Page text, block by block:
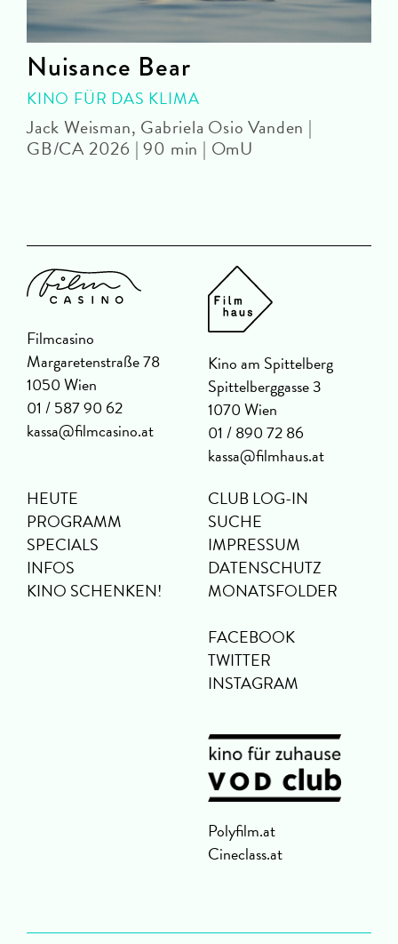
Nuisance Bear
KINO FÜR DAS KLIMA
Jack Weisman, Gabriela Osio Vanden |
GB/CA 2026 | 90 min | OmU
Filmcasino
Margaretenstraße 78
1050 Wien
01 / 587 90 62
kassa@filmcasino.at
Kino am Spittelberg
Spittelberggasse 3
1070 Wien
01 / 890 72 86
kassa@filmhaus.at
HEUTE
PROGRAMM
SPECIALS
INFOS
KINO SCHENKEN!
CLUB LOG-IN
SUCHE
IMPRESSUM
DATENSCHUTZ
MONATSFOLDER
FACEBOOK
TWITTER
INSTAGRAM
Polyfilm.at
Cineclass.at